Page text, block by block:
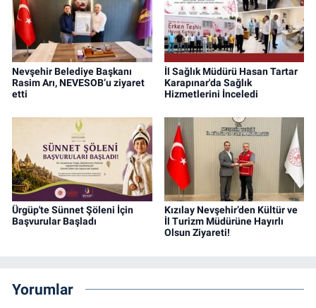
Nevşehir Belediye Başkanı
Rasim Arı, NEVESOB’u ziyaret
etti
İl Sağlık Müdürü Hasan Tartar
Karapınar'da Sağlık
Hizmetlerini İnceledi
Ürgüp'te Sünnet Şöleni İçin
Başvurular Başladı
Kızılay Nevşehir’den Kültür ve
İl Turizm Müdürüne Hayırlı
Olsun Ziyareti!
Yorumlar